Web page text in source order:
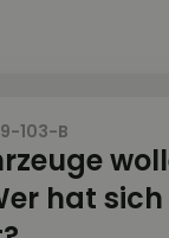
103-B
hat